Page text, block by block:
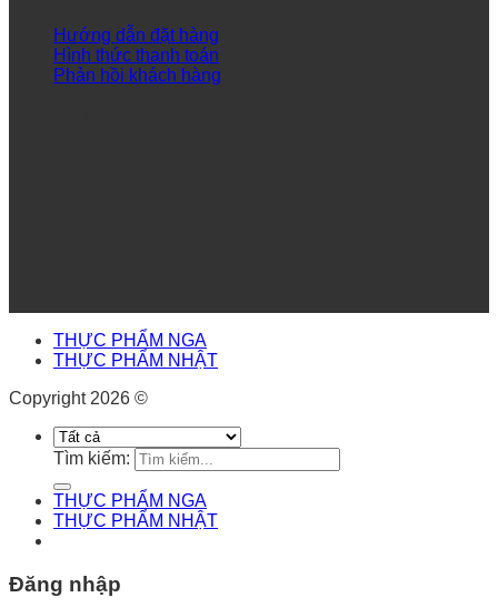
Hướng dẫn đặt hàng
Hình thức thanh toán
Phản hồi khách hàng
THỰC PHẨM NGA
THỰC PHẨM NHẬT
Copyright 2026 ©
Tìm kiếm:
THỰC PHẨM NGA
THỰC PHẨM NHẬT
Đăng nhập